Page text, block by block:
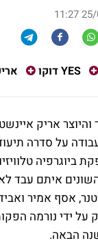
25/
YES דוקו
אריק
על סדרה
ביוגרפיה
איתם עבד
, אסף אמיר ו
על ידי נורמה
הבאה.